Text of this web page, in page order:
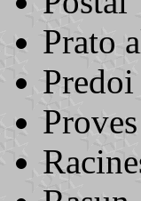
Prato
Predoi
Proves